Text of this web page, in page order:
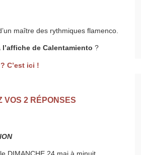
maître des rythmiques flamenco.
de Calentamiento ?
C’est ici !
VOS 2 RÉPONSES